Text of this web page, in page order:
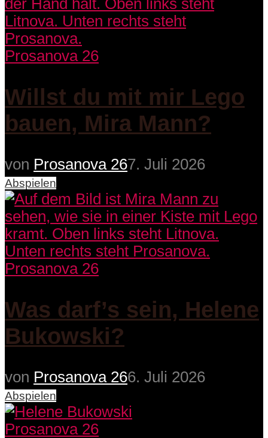
Prosanova 26
Willst du mit mir Lego
bauen, Mira Mann?
von Prosanova 267. Juli 2026
Abspielen
Prosanova 26
Was darf’s sein, Helene
Bukowski?
von Prosanova 266. Juli 2026
Abspielen
Prosanova 26